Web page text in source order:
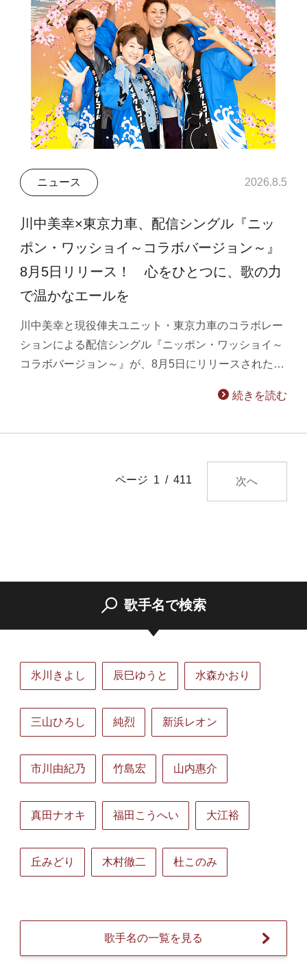
ニュース 2026.8.5
川中美幸×東京力車、配信シングル『ニッ
ポン・ワッショイ～コラボバージョン～』
8月5日リリース！ 心をひとつに、歌の力
で温かなエールを
川中美幸と現役俥夫ユニット・東京力車のコラボレー
ションによる配信シングル『ニッポン・ワッショイ～
コラボバージョン～』が、8月5日にリリースされた…
続きを読む
ページ 1 / 411 次へ
歌手名で検索
氷川きよし 辰巳ゆうと 水森かおり
三山ひろし 純烈 新浜レオン
市川由紀乃 竹島宏 山内惠介
真田ナオキ 福田こうへい 大江裕
丘みどり 木村徹二 杜このみ
歌手名の一覧を見る